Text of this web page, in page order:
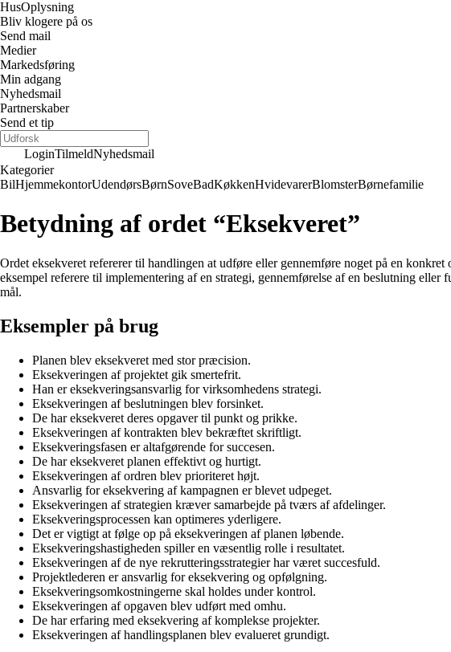
HusOplysning
Bliv klogere på os
Send mail
Medier
Markedsføring
Min adgang
Nyhedsmail
Partnerskaber
Send et tip
LoginTilmeldNyhedsmail
Kategorier
BilHjemmekontorUdendørsBørnSoveBadKøkkenHvidevarerBlomsterBørnefamilie
Betydning af ordet “Eksekveret”
Ordet eksekveret refererer til handlingen at udføre eller gennemføre noget på en
eksempel referere til implementering af en strategi, gennemførelse af en beslutning
mål.
Eksempler på brug
Planen blev eksekveret med stor præcision.
Eksekveringen af projektet gik smertefrit.
Han er eksekveringsansvarlig for virksomhedens strategi.
Eksekveringen af beslutningen blev forsinket.
De har eksekveret deres opgaver til punkt og prikke.
Eksekveringen af kontrakten blev bekræftet skriftligt.
Eksekveringsfasen er altafgørende for succesen.
De har eksekveret planen effektivt og hurtigt.
Eksekveringen af ordren blev prioriteret højt.
Ansvarlig for eksekvering af kampagnen er blevet udpeget.
Eksekveringen af strategien kræver samarbejde på tværs af afdelinger.
Eksekveringsprocessen kan optimeres yderligere.
Det er vigtigt at følge op på eksekveringen af planen løbende.
Eksekveringshastigheden spiller en væsentlig rolle i resultatet.
Eksekveringen af de nye rekrutteringsstrategier har været succesfuld.
Projektlederen er ansvarlig for eksekvering og opfølgning.
Eksekveringsomkostningerne skal holdes under kontrol.
Eksekveringen af opgaven blev udført med omhu.
De har erfaring med eksekvering af komplekse projekter.
Eksekveringen af handlingsplanen blev evalueret grundigt.